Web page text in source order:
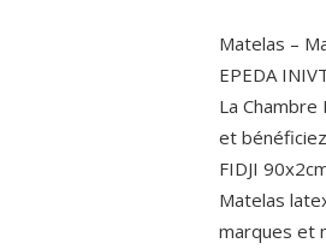
Matelas –
EPEDA
La
et
FIDJI
Matelas
marques et